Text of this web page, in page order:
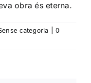
obra és eterna.
categoria
0